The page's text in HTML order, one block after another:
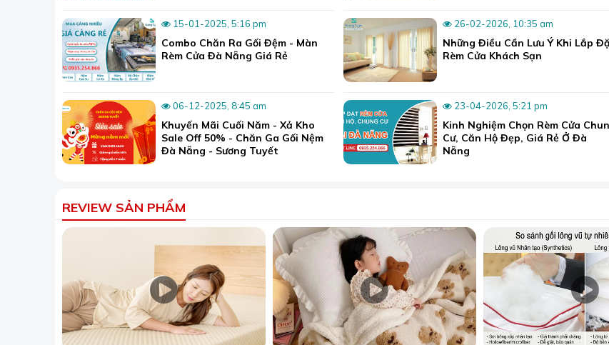
15-01-2025, 5:16 pm
Combo Chăn Ra Gối Đệm - Màn
Rèm Cửa Đà Nẵng Giá Rẻ
06-12-2025, 8:45 am
Khuyến Mãi Cuối Năm - Xả Kho
Sale Off 50% - Chăn Ga Gối Nệm
Đà Nẵng - Sương Tuyết
26-02-2026, 10:35 am
Những Điều Cần Lưu Ý Khi Lắp
Rèm Cửa Khách Sạn
23-04-2026, 5:21 pm
Kinh Nghiệm Chọn Rèm Cửa
Cư, Căn Hộ Đẹp, Giá Rẻ Ở Đà
Nẵng
REVIEW SẢN PHẨM